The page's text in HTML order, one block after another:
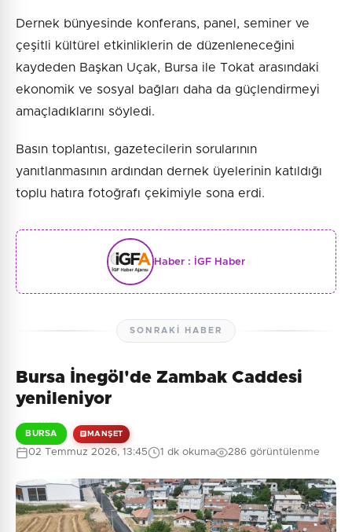
Dernek bünyesinde konferans, panel, seminer ve
çeşitli kültürel etkinliklerin de düzenleneceğini
kaydeden Başkan Uçak, Bursa ile Tokat arasındaki
ekonomik ve sosyal bağları daha da güçlendirmeyi
amaçladıklarını söyledi.
Basın toplantısı, gazetecilerin sorularının
yanıtlanmasının ardından dernek üyelerinin katıldığı
toplu hatıra fotoğrafı çekimiyle sona erdi.
Haber : İGF Haber
SONRAKI HABER
Bursa İnegöl'de Zambak Caddesi
yenileniyor
BURSA MANŞET
02 Temmuz 2026, 13:45 1 dk okuma 286 görüntülenme